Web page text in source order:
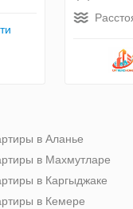
в Аланье
в Махмутларе
в Каргыджаке
в Кемере